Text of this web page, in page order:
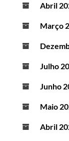
Abril
Março
Julho
Junho
Maio
Abril